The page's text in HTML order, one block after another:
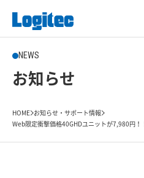
NEWS
お知らせ
HOME お知らせ・サポート情報
Web限定衝撃価格40GHDユニットが7,980円！